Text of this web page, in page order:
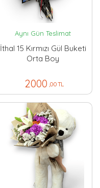
Aynı Gün Teslimat
İthal 15 Kırmızı Gül Buketi
Orta Boy
2000 ,00 TL